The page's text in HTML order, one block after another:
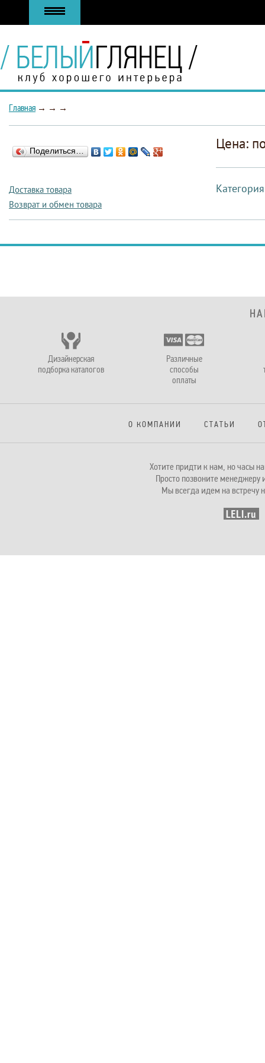
Главная → → →
Поделиться…
Доставка товара
Возврат и обмен товара
Цена:
Дизайнерская
подборка каталогов
Различные
способы
оплаты
О КОМПАНИИ СТАТЬИ
Хотите придти к нам, но часы
Просто позвоните менеджеру
Мы всегда идем на встречу